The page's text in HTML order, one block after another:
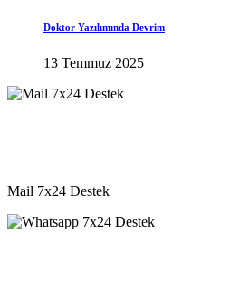
Doktor Yazılımında Devrim
13 Temmuz 2025
Mail 7x24 Destek